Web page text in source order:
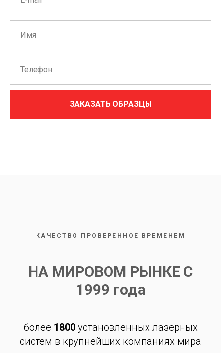
ЗАКАЗАТЬ ОБРАЗЦЫ
КАЧЕСТВО ПРОВЕРЕННОЕ ВРЕМЕНЕМ
НА МИРОВОМ РЫНКЕ С
1999 года
более 1800установленных лазерных
систем в крупнейших компаниях мира